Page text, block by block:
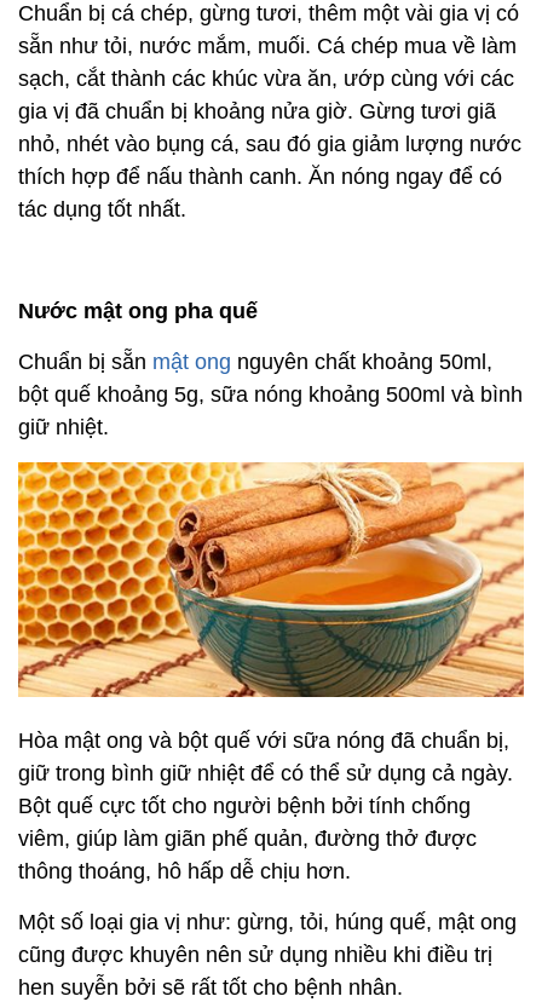
Chuẩn bị cá chép, gừng tươi, thêm một vài gia vị có
sẵn như tỏi, nước mắm, muối. Cá chép mua về làm
sạch, cắt thành các khúc vừa ăn, ướp cùng với các
gia vị đã chuẩn bị khoảng nửa giờ. Gừng tươi giã
nhỏ, nhét vào bụng cá, sau đó gia giảm lượng nước
thích hợp để nấu thành canh. Ăn nóng ngay để có
tác dụng tốt nhất.
Nước mật ong pha quế
Chuẩn bị sẵn mật ong nguyên chất khoảng 50ml,
bột quế khoảng 5g, sữa nóng khoảng 500ml và bình
giữ nhiệt.
Hòa mật ong và bột quế với sữa nóng đã chuẩn bị,
giữ trong bình giữ nhiệt để có thể sử dụng cả ngày.
Bột quế cực tốt cho người bệnh bởi tính chống
viêm, giúp làm giãn phế quản, đường thở được
thông thoáng, hô hấp dễ chịu hơn.
Một số loại gia vị như: gừng, tỏi, húng quế, mật ong
cũng được khuyên nên sử dụng nhiều khi điều trị
hen suyễn bởi sẽ rất tốt cho bệnh nhân.